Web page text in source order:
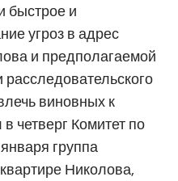
быстрое и
угроз в адрес
и предполагаемой
виновных к
четверг Комитет по
группа
Николова,